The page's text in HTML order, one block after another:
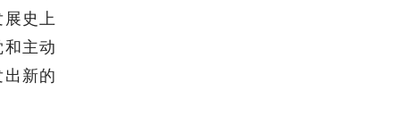
史上
主动
新的